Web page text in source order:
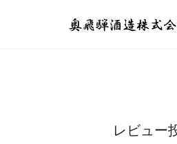
レビュー